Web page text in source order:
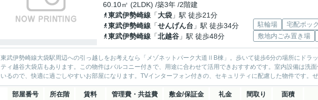
60.10㎡ (2LDK) /築3年 /2階建
東武伊勢崎線 「大袋 」駅 徒歩21分
東武伊勢崎線 「せんげん台 」駅 徒歩34分
東武伊勢崎線 「北越谷 」駅 徒歩48分
駐輪場 宅配ボッ
敷地内ごみ置き場
東武伊勢崎線大袋駅周辺への引っ越しをお考えなら「メゾネットパーク大道ⅡB棟」。歩いて徒歩6分の場所にドラ
ティ越谷大袋店もあります。この物件はバルコニー付きで、用途に合わせて活用できおすすめです。室内設備は洗
いるので、快適に過ごしやすいお部屋になります。TVインターフォン付きの、セキュリティに配慮した物件です。
部屋番号 所在階 賃料 管理費・共益費 敷金/保証金 礼金 間取り 面積